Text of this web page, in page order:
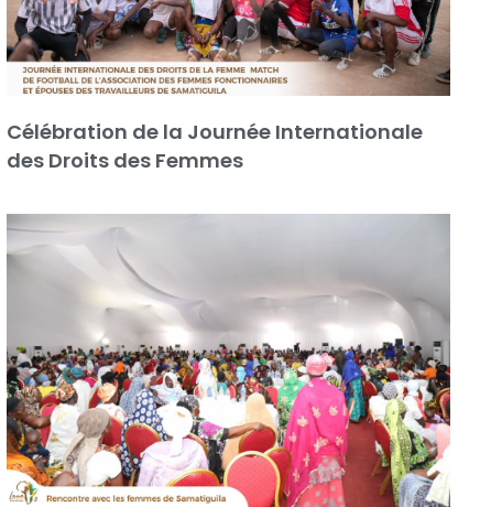
Célébration de la Journée Internationale
des Droits des Femmes